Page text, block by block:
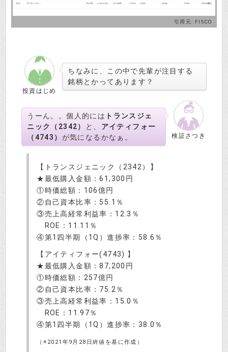
引用元: FISCO
投資はじめ
ちなみに、この中で先輩が注目する
銘柄とかってあります？
検証さつき
うーん。。個人的には トランスジェ
ニック（2342）
と、 アイティフォー
（4743） が気になるかなぁ。
【トランスジェニック（2342）】
★最低購入金額：61,300円
①時価総額：106億円
②自己資本比率：55.1％
③売上高経常利益率：12.3％
ROE：11.11％
④第1四半期（1Q）進捗率：58.6％
【アイティフォー(4743) 】
★最低購入金額：87,200円
①時価総額：257億円
②自己資本比率：75.2％
③売上高経常利益率：15.0％
ROE：11.97％
④第1四半期（1Q）進捗率：38.0％
（※2021年9月28日終値を基に作成）